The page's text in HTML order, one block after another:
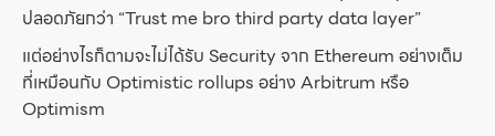
ปลอดภัยกว่า “Trust me bro third party data layer”
แต่อย่างไรก็ตามจะไม่ได้รับ Security จาก Ethereum อย่างเต็ม
ที่เหมือนกับ Optimistic rollups อย่าง Arbitrum หรือ
Optimism